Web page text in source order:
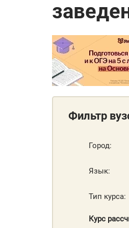
Фильтр
Город:
Язык:
Тип курса:
Курс